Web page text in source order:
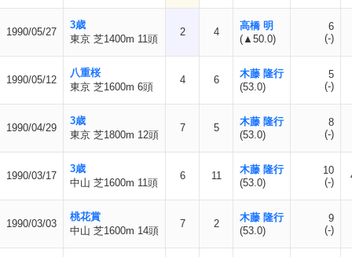
1990/05/27
3歳
東京 芝1400m 11頭
2 4
高橋 明
(▲50.0)
6
(-)
1990/05/12
八重桜
東京 芝1600m 6頭
4 6
木藤 隆行
(53.0)
5
(-)
1990/04/29
3歳
東京 芝1800m 12頭
7 5
木藤 隆行
(53.0)
8
(-)
1990/03/17
3歳
中山 芝1600m 11頭
6 11
木藤 隆行
(53.0)
10
(-)
1990/03/03
桃花賞
中山 芝1600m 14頭
7 2
木藤 隆行
(53.0)
9
(-)